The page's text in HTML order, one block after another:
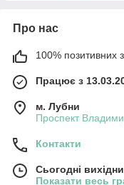
Про нас
100% позитивних з
Працює з
м. Лубни
Проспект
Контакти
Сьогодні
Показати весь